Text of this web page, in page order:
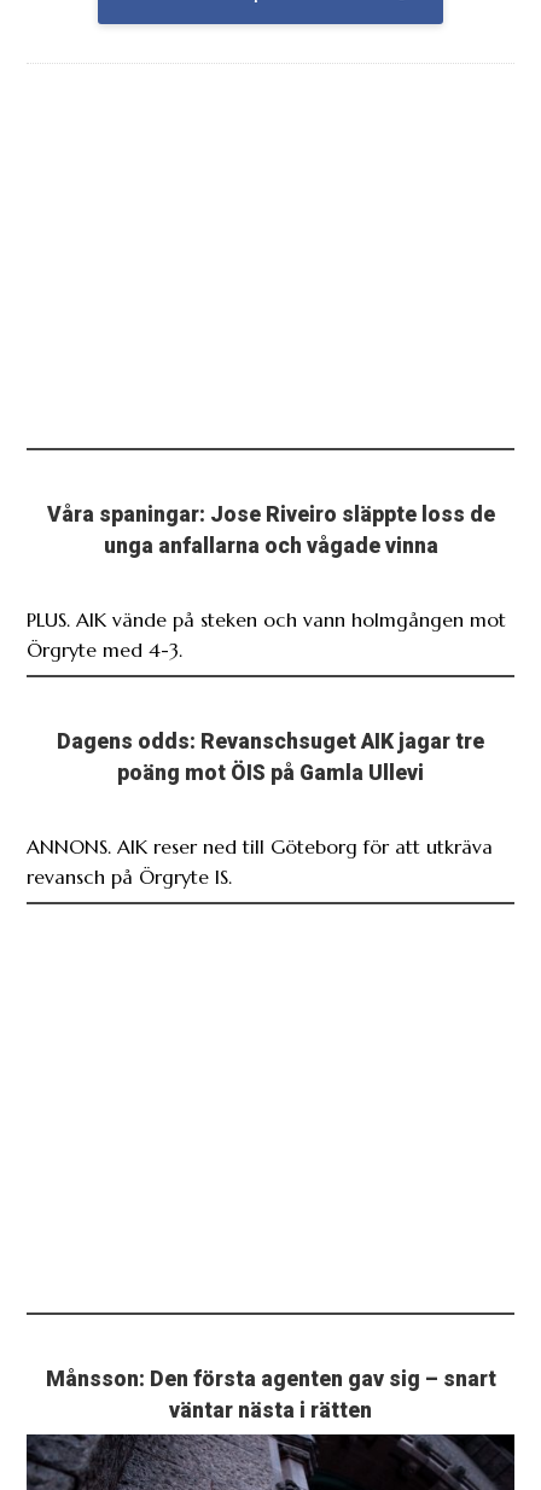
Våra spaningar: Jose Riveiro släppte loss de
unga anfallarna och vågade vinna
PLUS. AIK vände på steken och vann holmgången mot
Örgryte med 4-3.
Dagens odds: Revanschsuget AIK jagar tre
poäng mot ÖIS på Gamla Ullevi
ANNONS. AIK reser ned till Göteborg för att utkräva
revansch på Örgryte IS.
Månsson: Den första agenten gav sig – snart
väntar nästa i rätten